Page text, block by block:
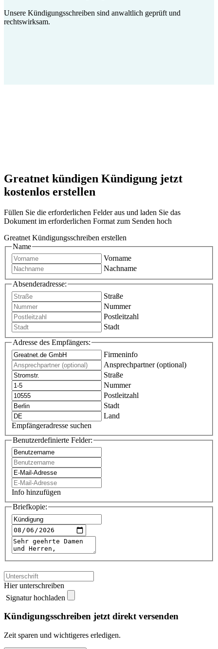
Unsere Kündigungsschreiben sind anwaltlich geprüft und
rechtswirksam.
Greatnet kündigen Kündigung jetzt
kostenlos erstellen
Füllen Sie die erforderlichen Felder aus und laden Sie das
Dokument im erforderlichen Format zum Senden hoch
Greatnet Kündigungsschreiben erstellen
Name
Vorname
Nachname
Absenderadresse:
Straße
Nummer
Postleitzahl
Stadt
Adresse des Empfängers:
Firmeninfo
Ansprechpartner (optional)
Straße
Nummer
Postleitzahl
Stadt
Land
Empfängeradresse suchen
Benutzerdefinierte Felder:
Info hinzufügen
Briefkopie:
Hier unterschreiben
Signatur hochladen
Kündigungsschreiben jetzt direkt versenden
Zeit sparen und wichtigeres erledigen.